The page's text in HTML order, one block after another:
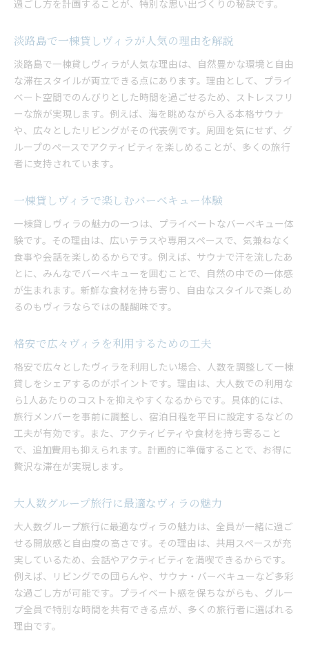
過ごし方を計画することが、特別な思い出づくりの秘訣です。
淡路島で一棟貸しヴィラが人気の理由を解説
淡路島で一棟貸しヴィラが人気な理由は、自然豊かな環境と自由
な滞在スタイルが両立できる点にあります。理由として、プライ
ベート空間でのんびりとした時間を過ごせるため、ストレスフリ
ーな旅が実現します。例えば、海を眺めながら入る本格サウナ
や、広々としたリビングがその代表例です。周囲を気にせず、グ
ループのペースでアクティビティを楽しめることが、多くの旅行
者に支持されています。
一棟貸しヴィラで楽しむバーベキュー体験
一棟貸しヴィラの魅力の一つは、プライベートなバーベキュー体
験です。その理由は、広いテラスや専用スペースで、気兼ねなく
食事や会話を楽しめるからです。例えば、サウナで汗を流したあ
とに、みんなでバーベキューを囲むことで、自然の中での一体感
が生まれます。新鮮な食材を持ち寄り、自由なスタイルで楽しめ
るのもヴィラならではの醍醐味です。
格安で広々ヴィラを利用するための工夫
格安で広々としたヴィラを利用したい場合、人数を調整して一棟
貸しをシェアするのがポイントです。理由は、大人数での利用な
ら1人あたりのコストを抑えやすくなるからです。具体的には、
旅行メンバーを事前に調整し、宿泊日程を平日に設定するなどの
工夫が有効です。また、アクティビティや食材を持ち寄ること
で、追加費用も抑えられます。計画的に準備することで、お得に
贅沢な滞在が実現します。
大人数グループ旅行に最適なヴィラの魅力
大人数グループ旅行に最適なヴィラの魅力は、全員が一緒に過ご
せる開放感と自由度の高さです。その理由は、共用スペースが充
実しているため、会話やアクティビティを満喫できるからです。
例えば、リビングでの団らんや、サウナ・バーベキューなど多彩
な過ごし方が可能です。プライベート感を保ちながらも、グルー
プ全員で特別な時間を共有できる点が、多くの旅行者に選ばれる
理由です。